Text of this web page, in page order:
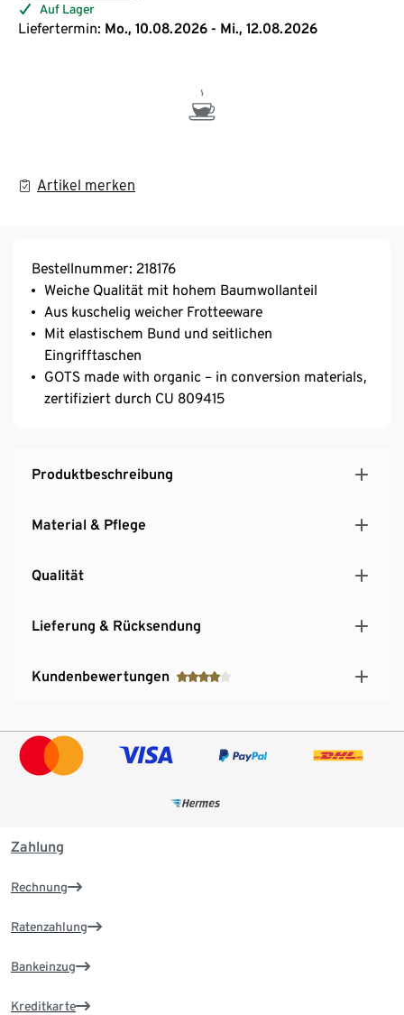
Auf Lager
Liefertermin: Mo., 10.08.2026 - Mi., 12.08.2026
Artikel merken
Bestellnummer: 218176
Weiche Qualität mit hohem Baumwollanteil
Aus kuschelig weicher Frotteeware
Mit elastischem Bund und seitlichen
Eingrifftaschen
GOTS made with organic – in conversion materials,
zertifiziert durch CU 809415
Produktbeschreibung
Material & Pflege
Qualität
Lieferung & Rücksendung
Kundenbewertungen
Zahlung
Rechnung
Ratenzahlung
Bankeinzug
Kreditkarte